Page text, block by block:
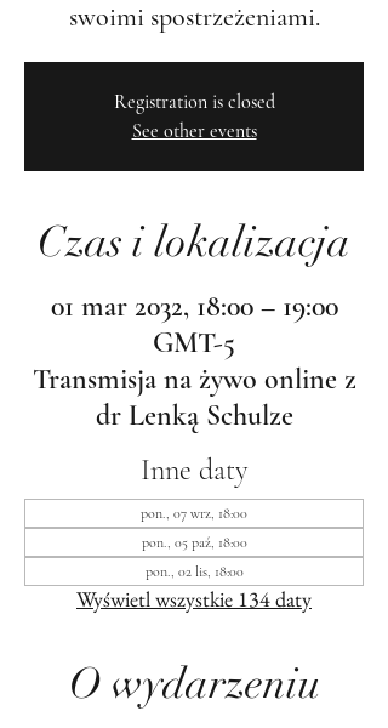
swoimi spostrzeżeniami.
Registration is closed
See other events
Czas i lokalizacja
01 mar 2032, 18:00 – 19:00
GMT-5
Transmisja na żywo online z
dr Lenką Schulze
Inne daty
pon., 07 wrz, 18:00
pon., 05 paź, 18:00
pon., 02 lis, 18:00
Wyświetl wszystkie 134 daty
O wydarzeniu